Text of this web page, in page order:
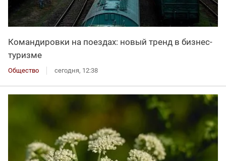
Командировки на поездах: новый тренд в бизнес-
туризме
Общество сегодня, 12:38